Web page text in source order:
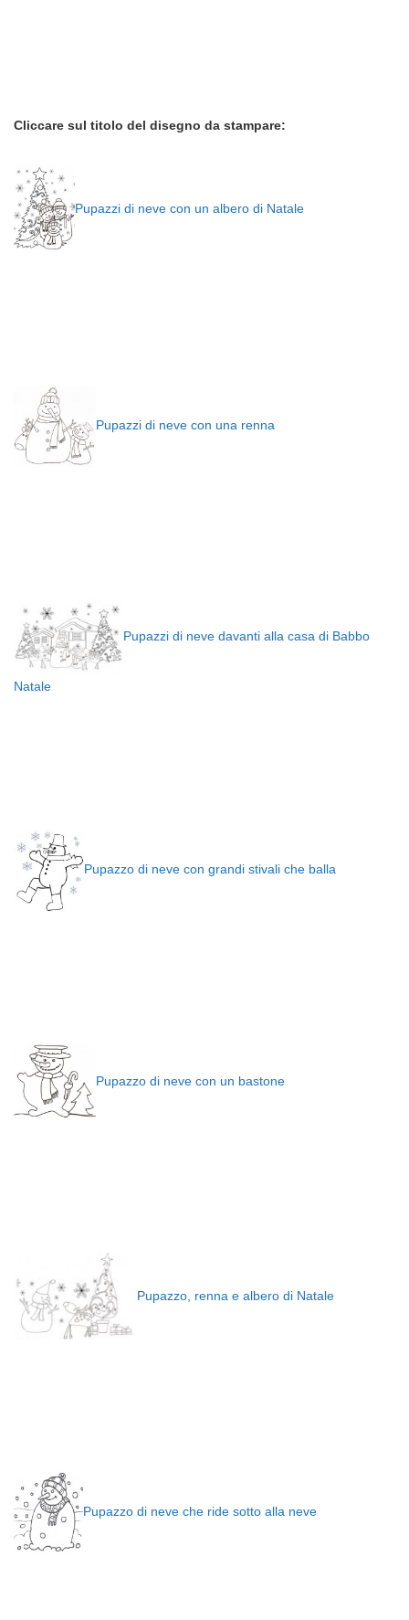
Cliccare sul titolo del disegno da stampare:
Pupazzi di neve con un albero di Natale
Pupazzi di neve con una renna
Pupazzi di neve davanti alla casa di Babbo
Natale
Pupazzo di neve con grandi stivali che balla
Pupazzo di neve con un bastone
Pupazzo, renna e albero di Natale
Pupazzo di neve che ride sotto alla neve